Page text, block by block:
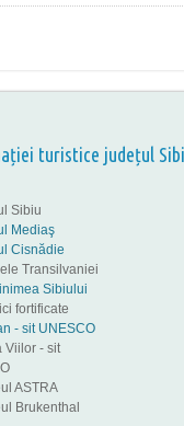
turistice județul
Sibiu
Mediaş
Cisnădie
Transilvaniei
Sibiului
fortificate
- sit UNESCO
Viilor - sit
ASTRA
Brukenthal